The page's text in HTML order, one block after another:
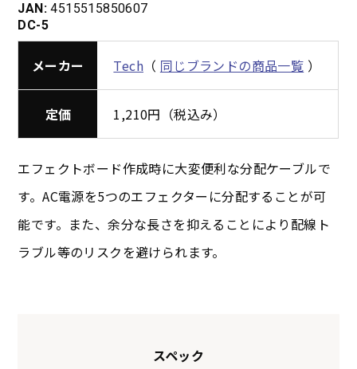
JAN: 4515515850607
DC-5
メーカー Tech （ 同じブランドの商品一覧 ）
定価 1,210円（税込み）
エフェクトボード作成時に大変便利な分配ケーブルで
す。AC電源を5つのエフェクターに分配することが可
能です。また、余分な長さを抑えることにより配線ト
ラブル等のリスクを避けられます。
スペック